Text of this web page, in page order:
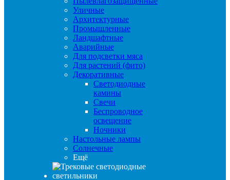
Уличные
Архитектурные
Промышленные
Ландшафтные
Аварийные
Для подсветки мяса
Для растений (фито)
Декоративные
Светодиодные
камины
Свечи
Беспроводное
освещение
Ночники
Настольные лампы
Солнечные
Ещё